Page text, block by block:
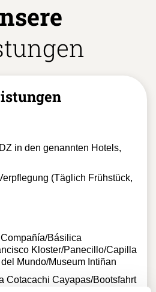
in den genannten Hotels,
(Täglich Frühstück,
Básilica
Kloster/Panecillo/Capilla
Mundo/Museum Intiñan
Cotacachi Cayapas/Bootsfahrt